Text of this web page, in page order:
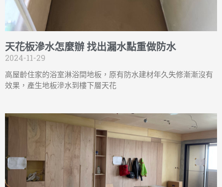
天花板滲水怎麼辦 找出漏水點重做防水
2024-11-29
高屋齡住家的浴室淋浴間地板，原有防水建材年久失修漸漸沒有
效果，產生地板滲水到樓下層天花